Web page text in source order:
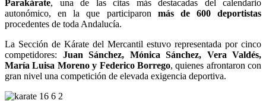
Parakárate, una de las citas más destacadas del calendario
autonómico, en la que participaron más de 600 deportistas
procedentes de toda Andalucía.
La Sección de Kárate del Mercantil estuvo representada por cinco
competidores: Juan Sánchez, Mónica Sánchez, Vera Valdés,
María Luisa Moreno y Federico Borrego, quienes afrontaron con
gran nivel una competición de elevada exigencia deportiva.